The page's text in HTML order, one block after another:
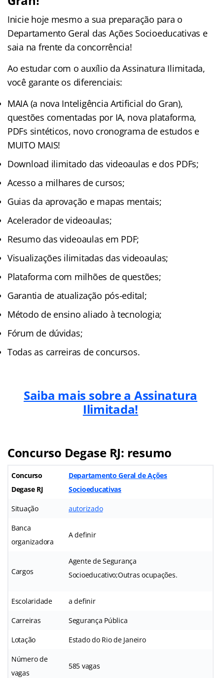
Inicie hoje mesmo a sua preparação para o
Departamento Geral das Ações Socioeducativas e
saia na frente da concorrência!
Ao estudar com o auxílio da Assinatura Ilimitada,
você garante os diferenciais:
MAIA (a nova Inteligência Artificial do Gran),
questões comentadas por IA, nova plataforma,
PDFs sintéticos, novo cronograma de estudos e
MUITO MAIS!
Download ilimitado das videoaulas e dos PDFs;
Acesso a milhares de cursos;
Guias da aprovação e mapas mentais;
Acelerador de videoaulas;
Resumo das videoaulas em PDF;
Visualizações ilimitadas das videoaulas;
Plataforma com milhões de questões;
Garantia de atualização pós-edital;
Método de ensino aliado à tecnologia;
Fórum de dúvidas;
Todas as carreiras de concursos.
Saiba mais sobre a Assinatura
Ilimitada!
Concurso Degase RJ: resumo
Concurso
Degase RJ
Departamento Geral de Ações
Socioeducativas
Situação autorizado
Banca
organizadora
A definir
Cargos
Agente de Segurança
Socioeducativo;Outras ocupações.
Escolaridade a definir
Carreiras Segurança Pública
Lotação Estado do Rio de Janeiro
Número de
vagas
585 vagas